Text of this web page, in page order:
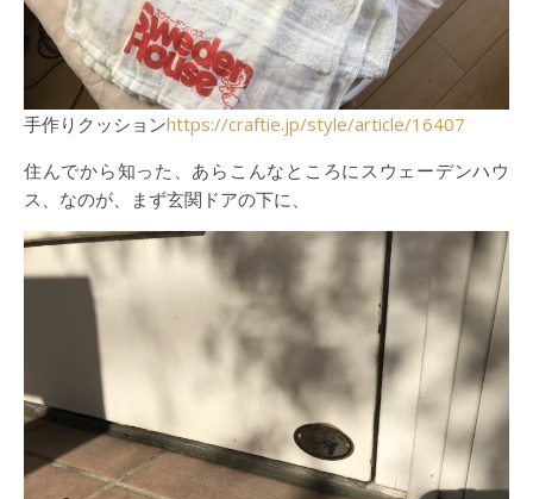
手作りクッションhttps://craftie.jp/style/article/16407
住んでから知った、あらこんなところにスウェーデンハウ
ス、なのが、まず玄関ドアの下に、